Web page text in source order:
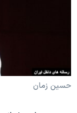
انتخابات ریاست
حمله جمهوری
زبانهای مختلف
حسین زمان